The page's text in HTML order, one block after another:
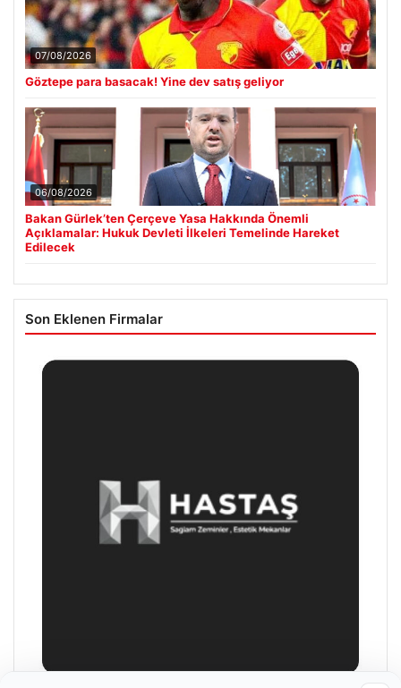
07/08/2026
Göztepe para basacak! Yine dev satış geliyor
06/08/2026
Bakan Gürlek’ten Çerçeve Yasa Hakkında Önemli
Açıklamalar: Hukuk Devleti İlkeleri Temelinde Hareket
Edilecek
Son Eklenen Firmalar